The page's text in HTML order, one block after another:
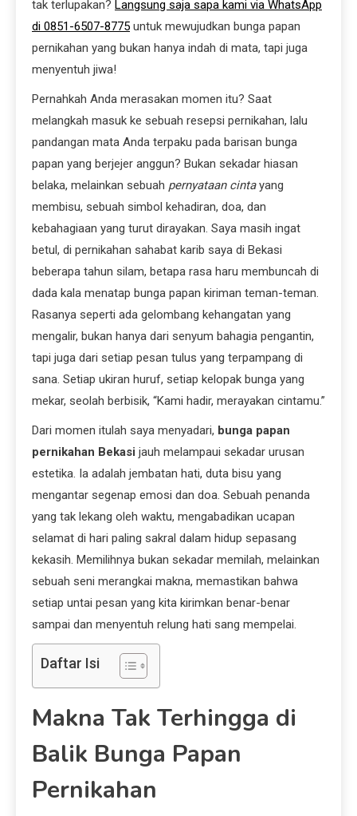
tak terlupakan? Langsung saja sapa kami via WhatsApp
di 0851-6507-8775 untuk mewujudkan bunga papan
pernikahan yang bukan hanya indah di mata, tapi juga
menyentuh jiwa!
Pernahkah Anda merasakan momen itu? Saat
melangkah masuk ke sebuah resepsi pernikahan, lalu
pandangan mata Anda terpaku pada barisan bunga
papan yang berjejer anggun? Bukan sekadar hiasan
belaka, melainkan sebuah pernyataan cintayang
membisu, sebuah simbol kehadiran, doa, dan
kebahagiaan yang turut dirayakan. Saya masih ingat
betul, di pernikahan sahabat karib saya di Bekasi
beberapa tahun silam, betapa rasa haru membuncah di
dada kala menatap bunga papan kiriman teman-teman.
Rasanya seperti ada gelombang kehangatan yang
mengalir, bukan hanya dari senyum bahagia pengantin,
tapi juga dari setiap pesan tulus yang terpampang di
sana. Setiap ukiran huruf, setiap kelopak bunga yang
mekar, seolah berbisik, “Kami hadir, merayakan cintamu.”
Dari momen itulah saya menyadari, bunga papan
pernikahan Bekasi jauh melampaui sekadar urusan
estetika. Ia adalah jembatan hati, duta bisu yang
mengantar segenap emosi dan doa. Sebuah penanda
yang tak lekang oleh waktu, mengabadikan ucapan
selamat di hari paling sakral dalam hidup sepasang
kekasih. Memilihnya bukan sekadar memilah, melainkan
sebuah seni merangkai makna, memastikan bahwa
setiap untai pesan yang kita kirimkan benar-benar
sampai dan menyentuh relung hati sang mempelai.
Daftar Isi
Makna Tak Terhingga di
Balik Bunga Papan
Pernikahan